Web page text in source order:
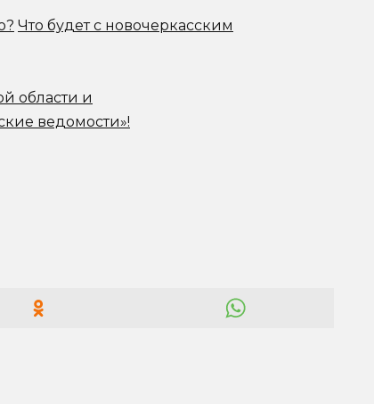
Что будет с новочеркасским
области и
ведомости»!